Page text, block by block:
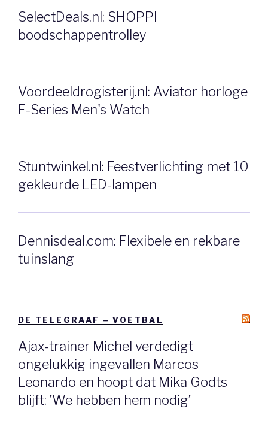
SelectDeals.nl: SHOPPI
boodschappentrolley
Voordeeldrogisterij.nl: Aviator horloge
F-Series Men's Watch
Stuntwinkel.nl: Feestverlichting met 10
gekleurde LED-lampen
Dennisdeal.com: Flexibele en rekbare
tuinslang
DE TELEGRAAF – VOETBAL
Ajax-trainer Michel verdedigt
ongelukkig ingevallen Marcos
Leonardo en hoopt dat Mika Godts
blijft: ’We hebben hem nodig’